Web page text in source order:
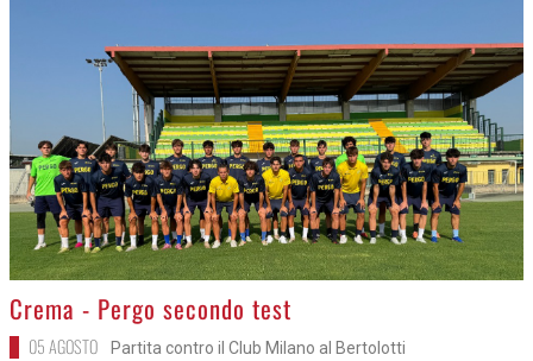
>
Crema - Pergo secondo test
05 AGOSTO Partita contro il Club Milano al Bertolotti